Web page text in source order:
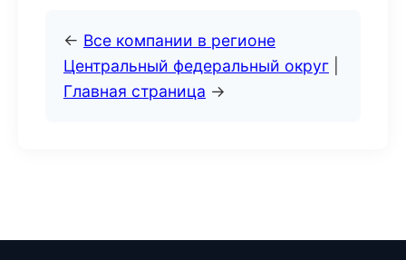
← Все компании в регионе
Центральный федеральный округ
Главная страница →